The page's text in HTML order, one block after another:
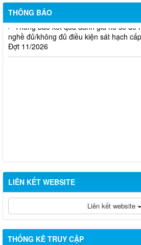
THÔNG BÁO
nghề đủ/không đủ điều kiện sát hạch
Đợt 11/2026
LIÊN KẾT WEBSITE
Liên kết website
THỐNG KÊ TRUY CẬP